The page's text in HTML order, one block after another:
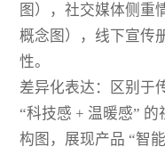
图），社交媒体侧重
概念图），线下宣传
性。
差异化表达：区别于
“科技感 + 温暖感”
构图，展现产品 “智